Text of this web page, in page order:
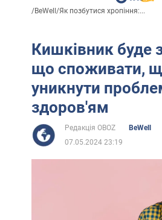
/BeWell/Як позбутися хропіння:...
Кишківник буде
що споживати,
уникнути
здоров'ям
Редакція OBOZ
BeWell
07.05.2024 23:19